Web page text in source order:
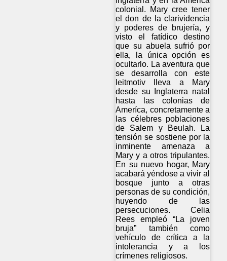
colonial. Mary cree tener
el don de la clarividencia
y poderes de brujería, y
visto el fatídico destino
que su abuela sufrió por
ella, la única opción es
ocultarlo. La aventura que
se desarrolla con este
leitmotiv lleva a Mary
desde su Inglaterra natal
hasta las colonias de
Ameríca, concretamente a
las célebres poblaciones
de Salem y Beulah. La
tensión se sostiene por la
inminente amenaza a
Mary y a otros tripulantes.
En su nuevo hogar, Mary
acabará yéndose a vivir al
bosque junto a otras
personas de su condición,
huyendo de las
persecuciones. Celia
Rees empleó “La joven
bruja” también como
vehículo de crítica a la
intolerancia y a los
crímenes religiosos.